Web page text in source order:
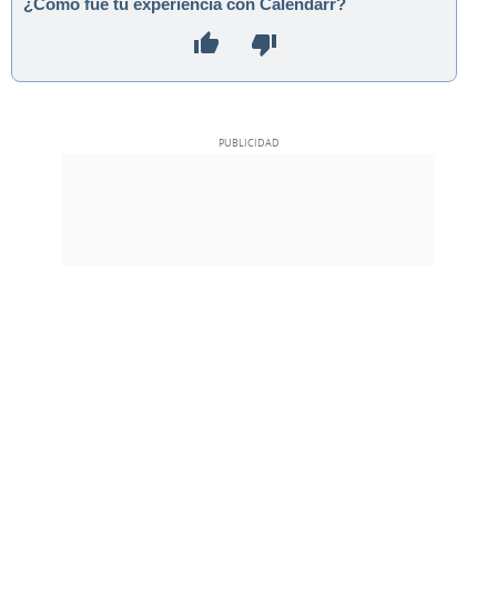
¿Cómo fue tu experiencia con Calendarr?